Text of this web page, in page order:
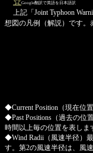
Google翻訳で英語を日本語訳
上記「Joint Typhoon
想図の凡例（解説）です。
◆Current Position（現在位
◆Past Positions（過去の位
時間以上毎の位置を表しま
◆Wind Radii（風速半径）
す。第2の風速半径は、風